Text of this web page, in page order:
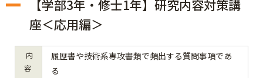
【学部3年・修士1年】研究内容対策講
座＜応用編＞
内
容
履歴書や技術系専攻書類で頻出する質問事項であ
る